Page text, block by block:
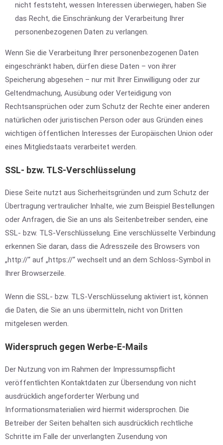
nicht feststeht, wessen Interessen überwiegen, haben Sie
das Recht, die Einschränkung der Verarbeitung Ihrer
personenbezogenen Daten zu verlangen.
Wenn Sie die Verarbeitung Ihrer personenbezogenen Daten
eingeschränkt haben, dürfen diese Daten – von ihrer
Speicherung abgesehen – nur mit Ihrer Einwilligung oder zur
Geltendmachung, Ausübung oder Verteidigung von
Rechtsansprüchen oder zum Schutz der Rechte einer anderen
natürlichen oder juristischen Person oder aus Gründen eines
wichtigen öffentlichen Interesses der Europäischen Union oder
eines Mitgliedstaats verarbeitet werden.
SSL- bzw. TLS-Verschlüsselung
Diese Seite nutzt aus Sicherheitsgründen und zum Schutz der
Übertragung vertraulicher Inhalte, wie zum Beispiel Bestellungen
oder Anfragen, die Sie an uns als Seitenbetreiber senden, eine
SSL- bzw. TLS-Verschlüsselung. Eine verschlüsselte Verbindung
erkennen Sie daran, dass die Adresszeile des Browsers von
„http://“ auf „https://“ wechselt und an dem Schloss-Symbol in
Ihrer Browserzeile.
Wenn die SSL- bzw. TLS-Verschlüsselung aktiviert ist, können
die Daten, die Sie an uns übermitteln, nicht von Dritten
mitgelesen werden.
Widerspruch gegen Werbe-E-Mails
Der Nutzung von im Rahmen der Impressumspflicht
veröffentlichten Kontaktdaten zur Übersendung von nicht
ausdrücklich angeforderter Werbung und
Informationsmaterialien wird hiermit widersprochen. Die
Betreiber der Seiten behalten sich ausdrücklich rechtliche
Schritte im Falle der unverlangten Zusendung von